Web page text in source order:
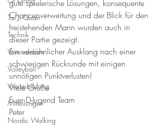
Tai Ji Quan
Technik
Vereinsleben
Volleyball
Weiterbildung
Mitteilungen
Nordic Walking
gute spielerische Lösungen, konsequente
Chancenverwertung und der Blick für den
freistehenden Mann wurden auch in
dieser Partie gezeigt.
Ein versöhnlicher Ausklang nach einer
schwierigen Rückrunde mit einigen
unnötigen Punktverlusten!
Viele Grüße
Euer D-Jugend Team
Peter